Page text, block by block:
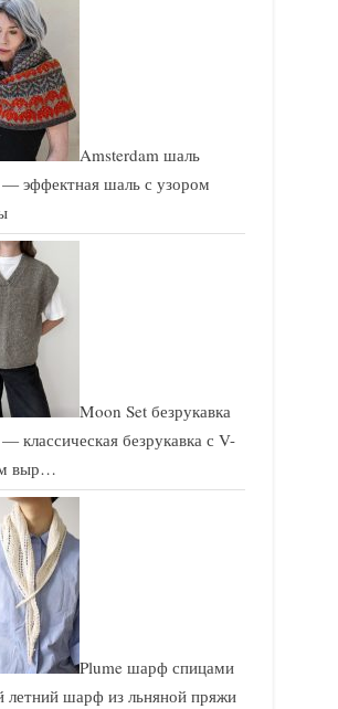
Amsterdam шаль
эффектная шаль с узором
Moon Set безрукавка
классическая безрукавка с V-
выр…
Plume шарф спицами
летний шарф из льняной пряжи